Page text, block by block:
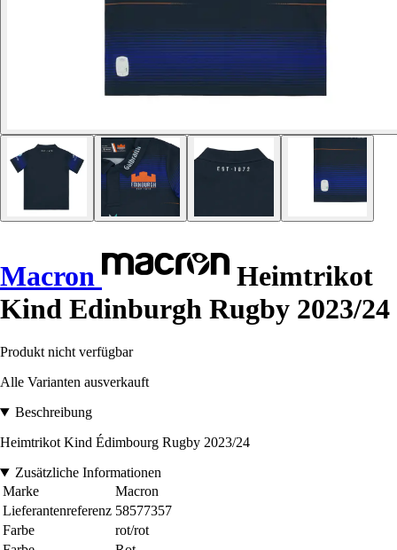
Macron
Heimtrikot
Kind Edinburgh Rugby 2023/24
Produkt nicht verfügbar
Alle Varianten ausverkauft
Beschreibung
Heimtrikot Kind Édimbourg Rugby 2023/24
Zusätzliche Informationen
Marke
Macron
Lieferantenreferenz 58577357
Farbe
rot/rot